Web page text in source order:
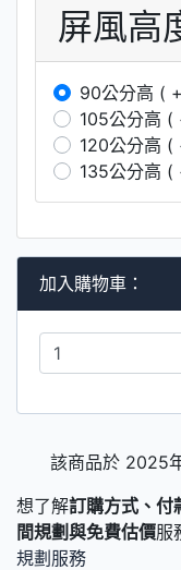
屏風高
90公分高 (
105公分高 (
120公分高
135公分高 (
加入購物車：
該商品於 2025
想了解訂購方式、付
間規劃與免費估價服
規劃服務